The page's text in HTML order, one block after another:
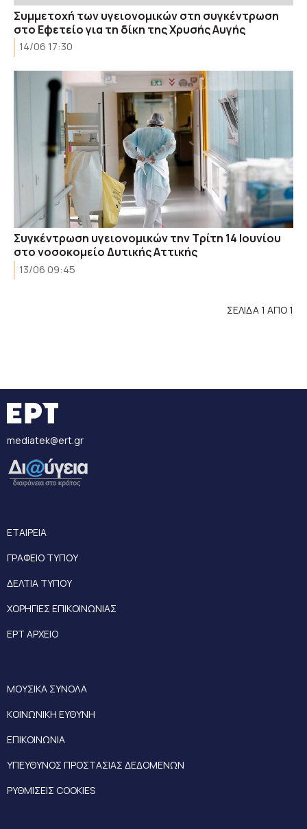
Συμμετοχή των υγειονομικών στη συγκέντρωση
στο Εφετείο για τη δίκη της Χρυσής Αυγής
14/06 17:30
Συγκέντρωση υγειονομικών την Τρίτη 14 Ιουνίου
στο νοσοκομείο Δυτικής Αττικής
13/06 09:45
ΣΕΛΙΔΑ 1 ΑΠΟ 1
mediatek@ert.gr
ΕΤΑΙΡΕΙΑ
ΓΡΑΦΕΙΟ ΤΥΠΟΥ
ΔΕΛΤΙΑ ΤΥΠΟΥ
ΧΟΡΗΓΙΕΣ ΕΠΙΚΟΙΝΩΝΙΑΣ
ΕΡΤ ΑΡΧΕΙΟ
ΜΟΥΣΙΚΑ ΣΥΝΟΛΑ
ΚΟΙΝΩΝΙΚΗ ΕΥΘΥΝΗ
ΕΠΙΚΟΙΝΩΝΙΑ
ΥΠΕΥΘΥΝΟΣ ΠΡΟΣΤΑΣΙΑΣ ΔΕΔΟΜΕΝΩΝ
ΡΥΘΜΙΣΕΙΣ COOKIES